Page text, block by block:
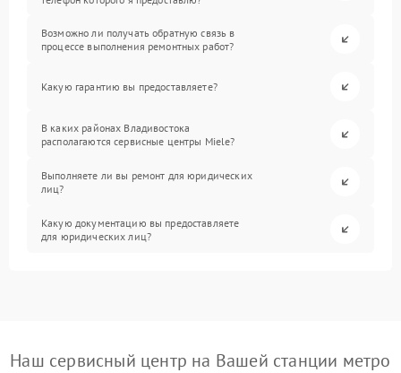
Возможно ли получать обратную связь в
процессе выполнения ремонтных работ?
Какую гарантию вы предоставляете?
В каких районах Владивостока
располагаются сервисные центры Miele?
Выполняете ли вы ремонт для юридических
лиц?
Какую документацию вы предоставляете
для юридических лиц?
Наш сервисный центр на Вашей станции метро